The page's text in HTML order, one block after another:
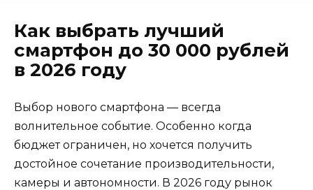
Как выбрать лучший
смартфон до 30 000 рублей
в 2026 году
Выбор нового смартфона — всегда
волнительное событие. Особенно когда
бюджет ограничен, но хочется получить
достойное сочетание производительности,
камеры и автономности. В 2026 году рынок